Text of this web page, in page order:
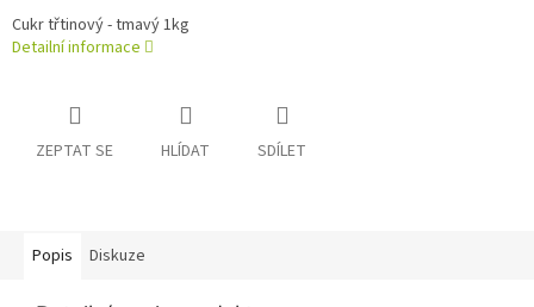
Cukr třtinový - tmavý 1kg
Detailní informace
ZEPTAT SE HLÍDAT SDÍLET
Popis Diskuze